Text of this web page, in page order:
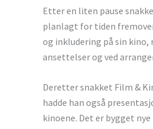
Etter en liten pause
planlagt for tiden
og inkludering på sin
ansettelser og ved
Deretter snakket Film &
hadde han også
kinoene. Det er bygget